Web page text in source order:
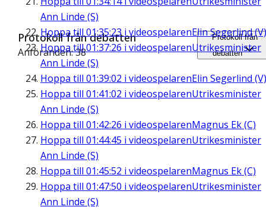
Ann Linde (S)
Hoppa till 01:35:23 i videospelarenElin Segerlind (V)
Hoppa till01:37:26 i videospelarenUtrikesminister
Ann Linde (S)
Hoppa till 01:39:02 i videospelarenElin Segerlind (V)
Hoppa till 01:41:02 i videospelarenUtrikesminister
Ann Linde (S)
Hoppa till 01:42:26 i videospelarenMagnus Ek (C)
Hoppa till 01:44:45 i videospelarenUtrikesminister
Ann Linde (S)
Hoppa till 01:45:52 i videospelarenMagnus Ek (C)
Hoppa till 01:47:50 i videospelarenUtrikesminister
Ann Linde (S)
Protokoll från debatten
Anföranden: 38
Protokoll från
debatten